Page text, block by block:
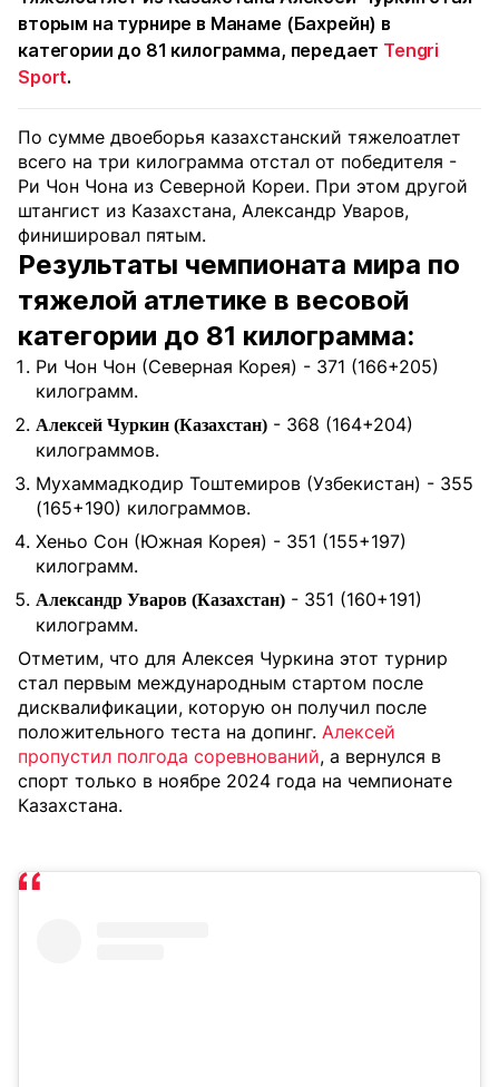
вторым на турнире в Манаме (Бахрейн) в
категории до 81 килограмма, передает Tengri
Sport.
По сумме двоеборья казахстанский тяжелоатлет
всего на три килограмма отстал от победителя -
Ри Чон Чона из Северной Кореи. При этом другой
штангист из Казахстана, Александр Уваров,
финишировал пятым.
Результаты чемпионата мира по
тяжелой атлетике в весовой
категории до 81 килограмма:
Ри Чон Чон (Северная Корея) - 371 (166+205)
килограмм.
Алексей Чуркин (Казахстан) - 368 (164+204)
килограммов.
Мухаммадкодир Тоштемиров (Узбекистан) - 355
(165+190) килограммов.
Хеньо Сон (Южная Корея) - 351 (155+197)
килограмм.
Александр Уваров (Казахстан) - 351 (160+191)
килограмм.
Отметим, что для Алексея Чуркина этот турнир
стал первым международным стартом после
дисквалификации, которую он получил после
положительного теста на допинг. Алексей
пропустил полгода соревнований, а вернулся в
спорт только в ноябре 2024 года на чемпионате
Казахстана.